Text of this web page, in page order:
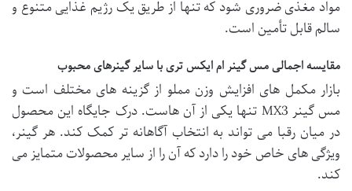
مواد مغذی ضروری شود که تنها از طریق یک رژیم غذایی متنوع و
سالم قابل تأمین است.
مقایسه اجمالی مس گینر ام ایکس تری با سایر گینرهای محبوب
بازار مکمل های افزایش وزن مملو از گزینه های مختلف است و
مس گینر MX3 تنها یکی از آن هاست. درک جایگاه این محصول
در میان رقبا می تواند به انتخاب آگاهانه تر کمک کند. هر گینر،
ویژگی های خاص خود را دارد که آن را از سایر محصولات متمایز می
کند.